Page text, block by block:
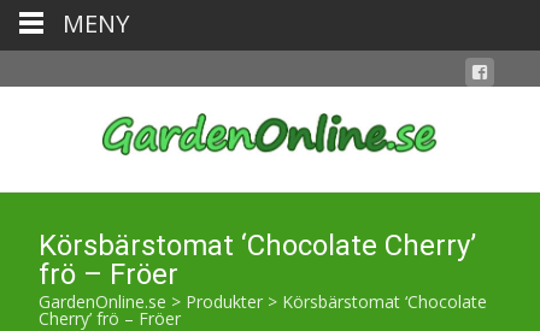
Körsbärstomat ‘Chocolate Cherry’
frö – Fröer
GardenOnline.se > Produkter > Körsbärstomat ‘Chocolate
Cherry’ frö – Fröer
MENY